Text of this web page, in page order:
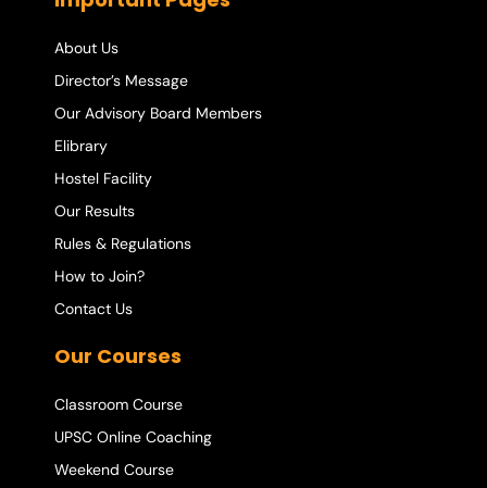
About Us
Director’s Message
Our Advisory Board Members
Elibrary
Hostel Facility
Our Results
Rules & Regulations
How to Join?
Contact Us
Our Courses
Classroom Course
UPSC Online Coaching
Weekend Course